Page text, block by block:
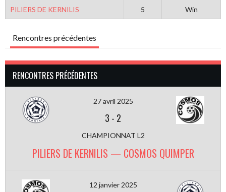
PILIERS DE KERNILIS 5 Win
Rencontres précédentes
RENCONTRES PRÉCÉDENTES
27 avril 2025
3 - 2
CHAMPIONNAT L2
PILIERS DE KERNILIS — COSMOS QUIMPER
12 janvier 2025